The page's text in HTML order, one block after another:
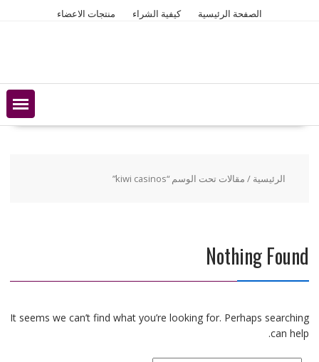
الصفحة الرئيسية كيفية الشراء منتجات الاعضاء
الرئيسية / مقالات تحت الوسم “kiwi casinos”
Nothing Found
It seems we can’t find what you’re looking for. Perhaps searching
can help.